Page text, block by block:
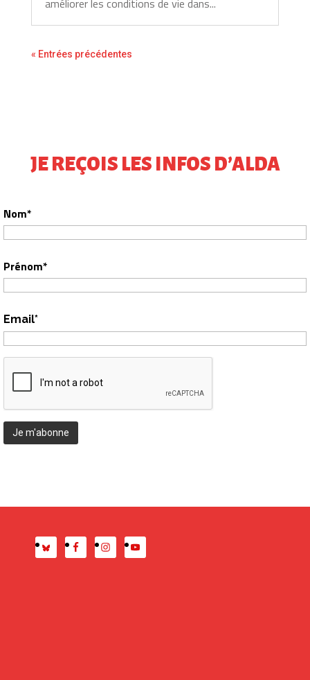
améliorer les conditions de vie dans...
« Entrées précédentes
JE REÇOIS LES INFOS D’ALDA
Nom*
Prénom*
Email*